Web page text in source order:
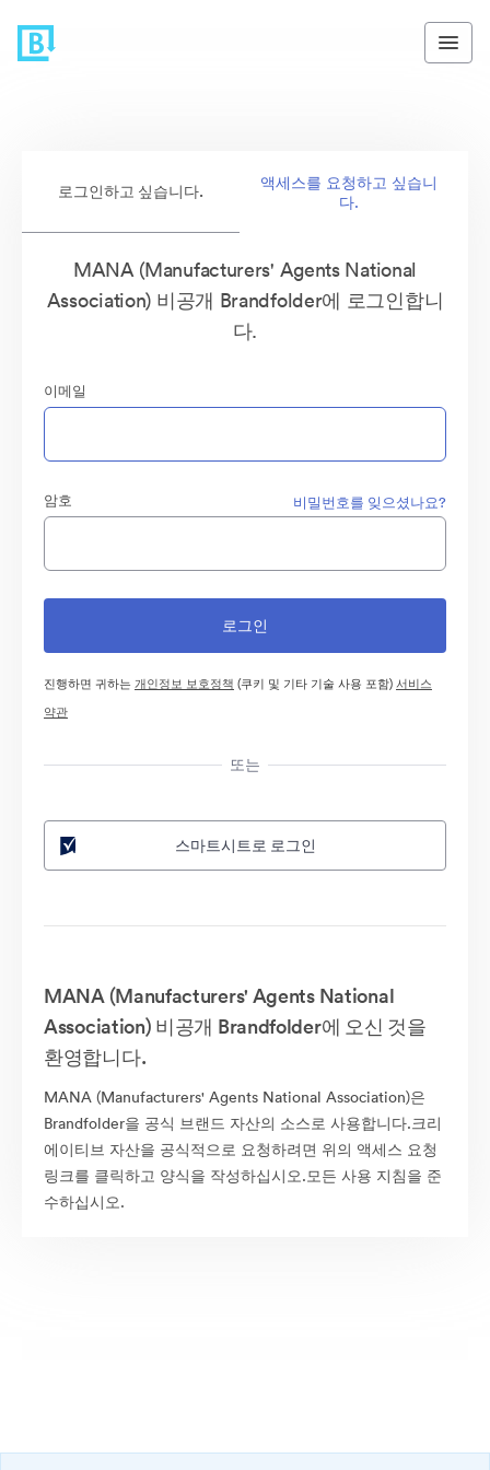
로그인하고 싶습니다.
액세스를 요청하고 싶습니
다.
MANA (Manufacturers' Agents National
Association) 비공개 Brandfolder에 로그인합니
다.
이메일
암호 비밀번호를 잊으셨나요?
진행하면 귀하는개인정보 보호정책 (쿠키 및 기타 기술 사용 포함)서비스
약관
또는
스마트시트로 로그인
MANA (Manufacturers' Agents National
Association) 비공개 Brandfolder에 오신 것을
환영합니다.
MANA (Manufacturers' Agents National Association)은
Brandfolder을 공식 브랜드 자산의 소스로 사용합니다.크리
에이티브 자산을 공식적으로 요청하려면 위의 액세스 요청
링크를 클릭하고 양식을 작성하십시오.모든 사용 지침을 준
수하십시오.